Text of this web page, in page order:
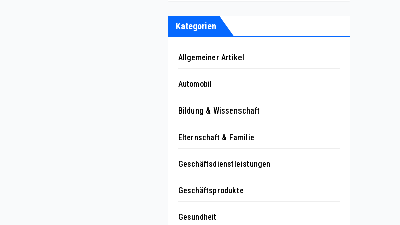
Kategorien
Allgemeiner Artikel
Automobil
Bildung & Wissenschaft
Elternschaft & Familie
Geschäftsdienstleistungen
Geschäftsprodukte
Gesundheit